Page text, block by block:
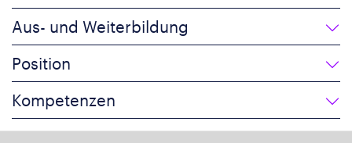
Aus- und Weiterbildung
Position
Kompetenzen